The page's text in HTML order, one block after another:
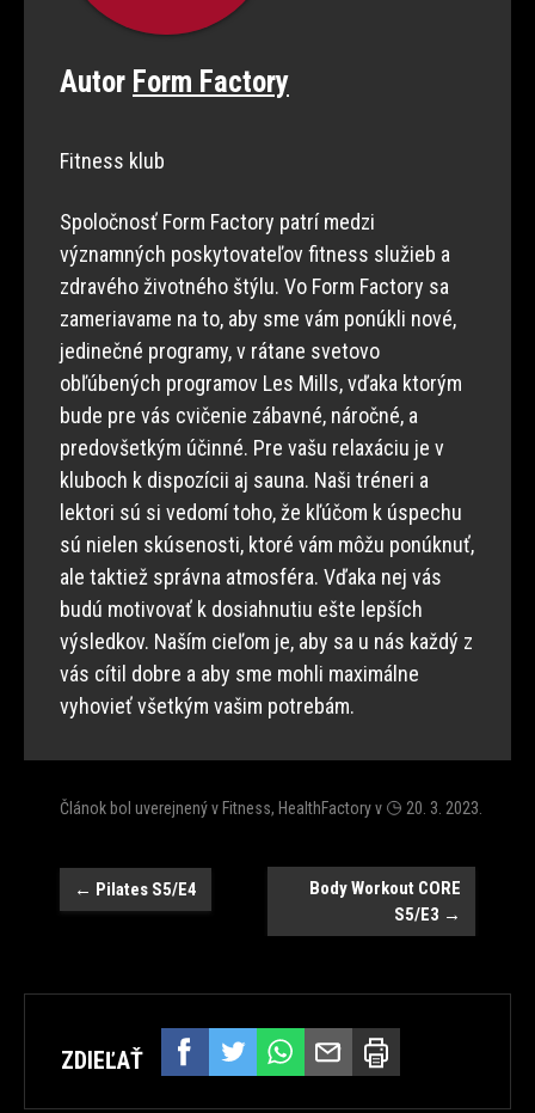
Autor Form Factory
Fitness klub
Spoločnosť Form Factory patrí medzi
významných poskytovateľov fitness služieb a
zdravého životného štýlu. Vo Form Factory sa
zameriavame na to, aby sme vám ponúkli nové,
jedinečné programy, v rátane svetovo
obľúbených programov Les Mills, vďaka ktorým
bude pre vás cvičenie zábavné, náročné, a
predovšetkým účinné. Pre vašu relaxáciu je v
kluboch k dispozícii aj sauna. Naši tréneri a
lektori sú si vedomí toho, že kľúčom k úspechu
sú nielen skúsenosti, ktoré vám môžu ponúknuť,
ale taktiež správna atmosféra. Vďaka nej vás
budú motivovať k dosiahnutiu ešte lepších
výsledkov. Naším cieľom je, aby sa u nás každý z
vás cítil dobre a aby sme mohli maximálne
vyhovieť všetkým vašim potrebám.
Článok bol uverejnený v Fitness, HealthFactoryv 20. 3. 2023
Post
← Pilates S5/E4
Body Workout CORE
S5/E3 →
ZDIEĽAŤ